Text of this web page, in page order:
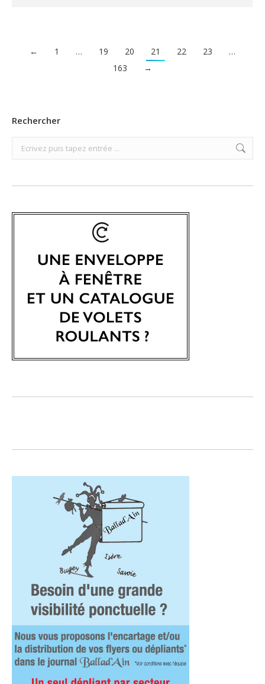
← 1 … 19 20 21 22 23
…
163
→
Rechercher
Search: